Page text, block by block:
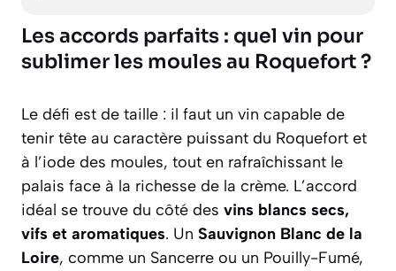
Les accords parfaits : quel vin pour
sublimer les moules au Roquefort ?
Le défi est de taille : il faut un vin capable de
tenir tête au caractère puissant du Roquefort et
à l’iode des moules, tout en rafraîchissant le
palais face à la richesse de la crème. L’accord
idéal se trouve du côté des vins blancs secs,
vifs et aromatiques. Un Sauvignon Blanc de la
Loire, comme un Sancerre ou un Pouilly-Fumé,